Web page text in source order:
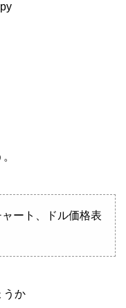
ート、ドル価格表
うか